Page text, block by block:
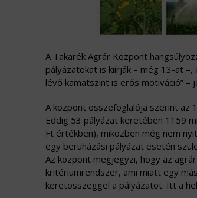
A Takarék Agrár Központ
pályázatokat is kiírják – még 13-at
lévő kamatszint is erős motiváció” –
A központ összefoglalója szerint az
Eddig 53 pályázat keretében 1159
Ft értékben), miközben még nem
egy beruházási pályázat esetén
Az központ megjegyzi, hogy az
kritériumrendszer, ami miatt egy
keretösszeggel a pályázatot. Itt a